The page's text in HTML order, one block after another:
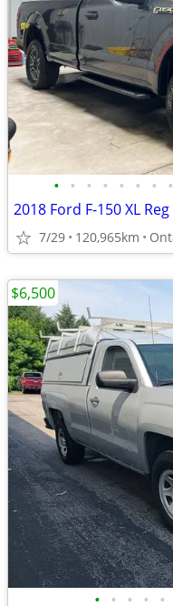
• • • • • • • •
2018 Ford F-150 XL
7/29 120,965km
• • • • •
$6,500